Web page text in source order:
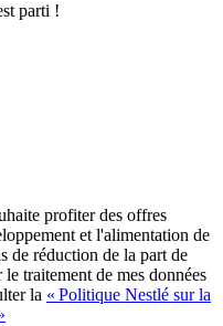
parti !
profiter des offres
et l'alimentation de
de réduction de la part de
traitement de mes données
la « Politique Nestlé sur la